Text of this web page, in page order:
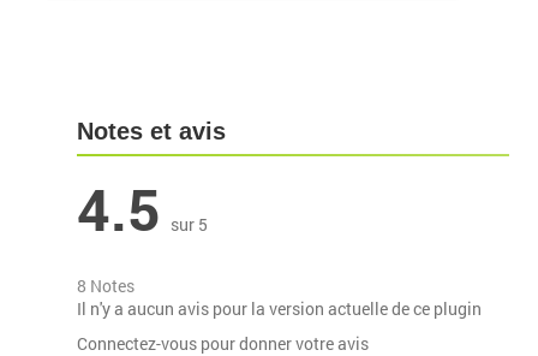
Notes et avis
4.5 sur 5
8 Notes
Il n'y a aucun avis pour la version actuelle de ce plugin
Connectez-vous pour donner votre avis